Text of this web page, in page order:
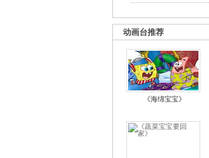
动画台推荐
《海绵宝宝》